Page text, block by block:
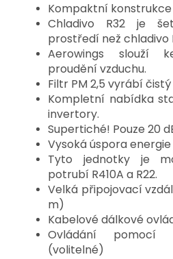
Kompaktní
Chladivo R32 je
prostředí než chladivo
Aerowings slouží
proudění vzduchu.
Filtr PM 2,5 vyrábí
Kompletní nabídka
invertory.
Supertiché! Pouze 20
Vysoká úspora energie
Tyto jednotky je
potrubí R410A a R22.
Velká připojovací
m)
Kabelové dálkové
Ovládání pomocí
(volitelné)